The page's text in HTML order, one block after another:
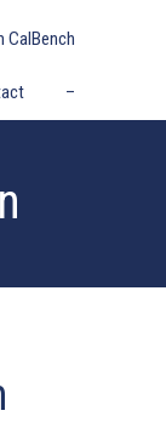
CalBench
–